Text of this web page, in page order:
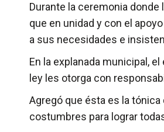
Durante la ceremonia
que en unidad y con el
a sus necesidades e
En la explanada municipal,
ley les otorga con
Agregó que ésta es la
costumbres para lograr